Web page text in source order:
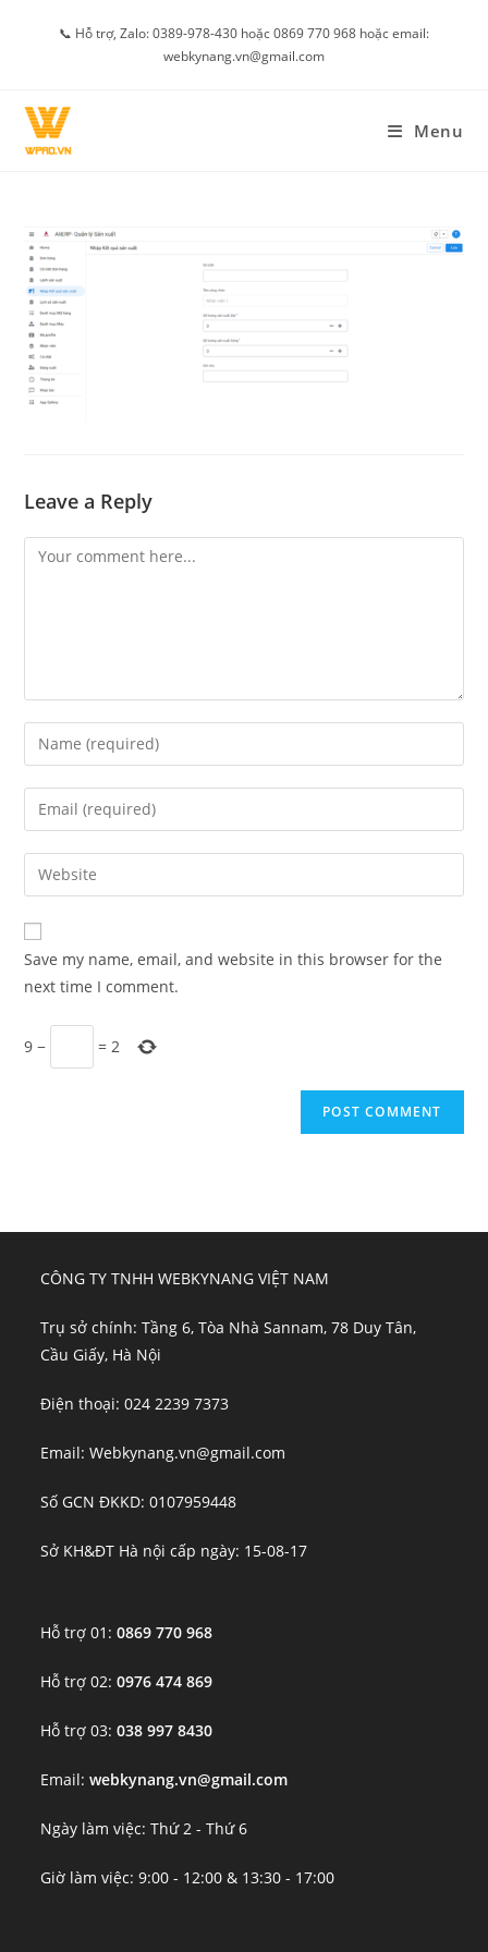
📞 Hỗ trợ, Zalo: 0389-978-430 hoặc 0869 770 968 hoặc email:
webkynang.vn@gmail.com
Menu
Leave a Reply
Comment
Enter
your
name
comment
Enter
your
email
address
comment
Enter
your
website
URL
(optional)
Save my name, email, and website in this browser for the
next time I comment.
9 − = 2
CÔNG TY TNHH WEBKYNANG VIỆT NAM
Trụ sở chính: Tầng 6, Tòa Nhà Sannam, 78 Duy Tân,
Cầu Giấy, Hà Nội
Điện thoại: 024 2239 7373
Email: Webkynang.vn@gmail.com
Số GCN ĐKKD: 0107959448
Sở KH&ĐT Hà nội cấp ngày: 15-08-17
Hỗ trợ 01:0869 770 968
Hỗ trợ 02:0976 474 869
Hỗ trợ 03:038 997 8430
Email:webkynang.vn@gmail.com
Ngày làm việc: Thứ 2 - Thứ 6
Giờ làm việc: 9:00 - 12:00 & 13:30 - 17:00